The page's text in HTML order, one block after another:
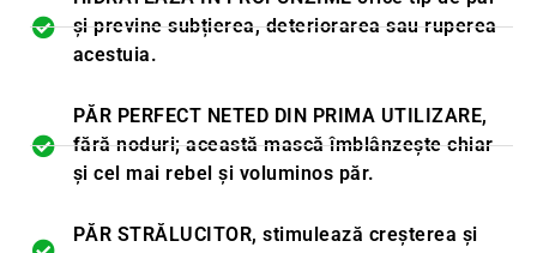
și previne subțierea, deteriorarea sau ruperea
acestuia.
PĂR PERFECT NETED DIN PRIMA UTILIZARE,
fără noduri; această mască îmblânzește chiar
și cel mai rebel și voluminos păr.
PĂR STRĂLUCITOR, stimulează creșterea și